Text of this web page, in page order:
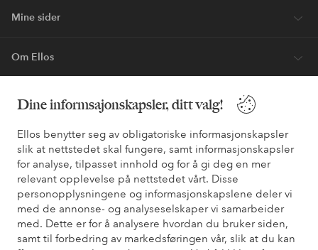
Dine informsajonskapsler, ditt valg!
Ellos benytter seg av obligatoriske informasjonskapsler
slik at nettstedet skal fungere, samt informasjonskapsler
for analyse, tilpasset innhold og for å gi deg en mer
relevant opplevelse på nettstedet vårt. Disse
personopplysningene og informasjonskapslene deler vi
med de annonse- og analyseselskaper vi samarbeider
med. Dette er for å analysere hvordan du bruker siden,
samt til forbedring av markedsføringen vår, slik at du kan
Mine sider
Om Ellos
Våre tjenester
Vilkår
Venner
Sikre betalinger - Betal direkte eller del opp